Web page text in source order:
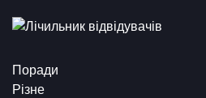
Поради
Різне